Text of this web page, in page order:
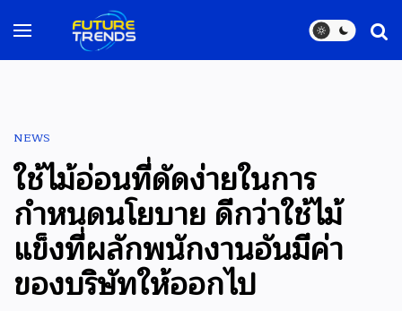
NEWS
ใช้ไม้อ่อนที่ดัดง่ายในการ
กำหนดนโยบาย ดีกว่าใช้ไม้
แข็งที่ผลักพนักงานอันมีค่า
ของบริษัทให้ออกไป